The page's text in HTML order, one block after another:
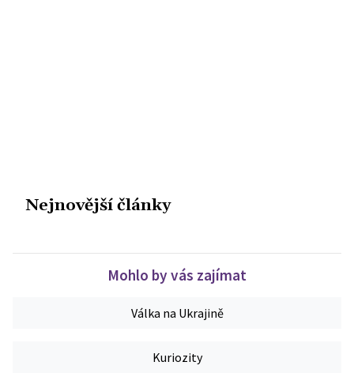
Nejnovější články
Mohlo by vás zajímat
Válka na Ukrajině
Kuriozity